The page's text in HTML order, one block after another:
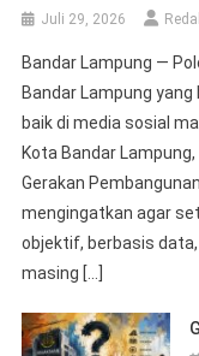
Juli 29, 2026
Bandar Lampung —
Bandar Lampung
baik di media sosial
Kota Bandar
Gerakan
mengingatkan agar
objektif, berbasis
masing […]